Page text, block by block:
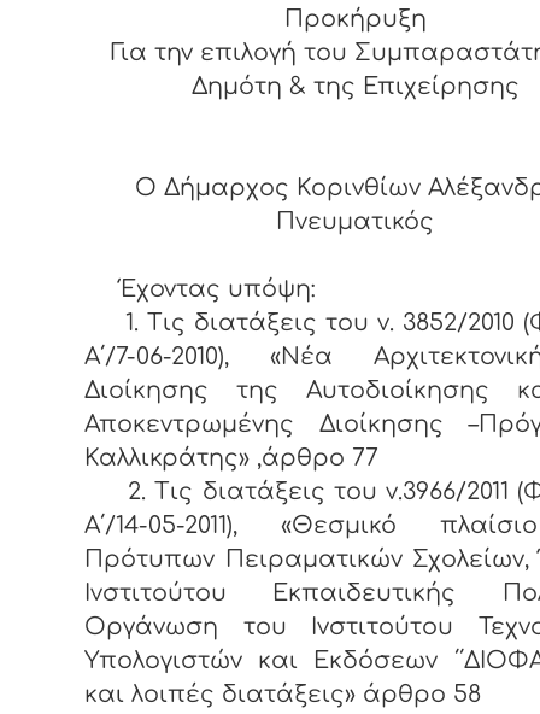
Προκήρυξη
Για την επιλογή του
Δημότη & της Επιχείρησης
Ο Δήμαρχος Κορινθίων
Πνευματικός
Έχοντας υπόψη:
1. Τις διατάξεις του ν. 3852/2010
Α΄/7-06-2010), «Νέα
Διοίκησης της Αυτοδιοίκησης
Αποκεντρωμένης Διοίκησης
Καλλικράτης» ,άρθρο 77
2. Τις διατάξεις του ν.3966/2011
Α΄/14-05-2011), «Θεσμικό
Πρότυπων Πειραματικών Σχολείων,
Ινστιτούτου Εκπαιδευτικής
Οργάνωση του Ινστιτούτου
Υπολογιστών και Εκδόσεων
και λοιπές διατάξεις» άρθρο 58